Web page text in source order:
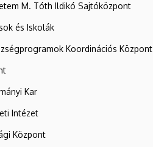
M. Tóth Ildikó Sajtóközpont
és Iskolák
Koordinációs Központ
Kar
Intézet
Központ